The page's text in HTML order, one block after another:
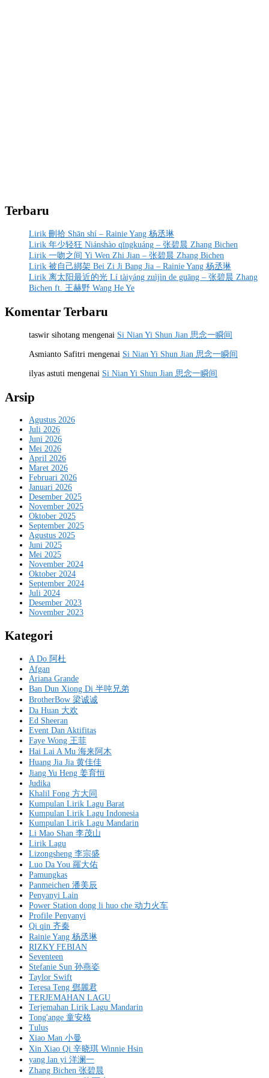
Terbaru
Lirik 刪拾 Shān shí – Rainie Yang 杨丞琳
Lirik 年少轻狂 Niánshào qīngkuáng – 张碧晨 Zhang Bichen
Lirik 一吻之间 Yi Wen Zhi Jian – 张碧晨 Zhang Bichen
Lirik 被自己綁架 Bei Zi Ji Bang Jia – Rainie Yang 杨丞琳
Lirik 离太阳最近的光 Lí tàiyáng zuìjìn de guāng – 张碧晨 Zhang
Bichen ft. 王赫野 Wang He Ye
Komentar Terbaru
taswir sihotang mengenai Si Nian Yi Shun Jian 思念一瞬间
Asmianto Safitri mengenai Si Nian Yi Shun Jian 思念一瞬间
ilyas astuti mengenai Si Nian Yi Shun Jian 思念一瞬间
Arsip
Agustus 2026
Juli 2026
Juni 2026
Mei 2026
April 2026
Maret 2026
Februari 2026
Januari 2026
Desember 2025
November 2025
Oktober 2025
September 2025
Agustus 2025
Juni 2025
Mei 2025
November 2024
Oktober 2024
September 2024
Juli 2024
Desember 2023
November 2023
Kategori
A Do 阿杜
Afgan
Ariana Grande
Ban Dun Xiong Di 半吨兄弟
BrotherBow 梁诚诚
Da Huan 大欢
Ed Sheeran
Event Dan Aktifitas
Faye Wong 王菲
Hai Lai A Mu 海来阿木
Huang Jia Jia 黄佳佳
Jiang Yu Heng 姜育恒
Judika
Khalil Fong 方大同
Kumpulan Lirik Lagu Barat
Kumpulan Lirik Lagu Indonesia
Kumpulan Lirik Lagu Mandarin
Li Mao Shan 李茂山
Lirik Lagu
Lizongsheng 李宗盛
Luo Da You 羅大佑
Pamungkas
Panmeichen 潘美辰
Penyanyi Lain
Power Station dong li huo che 动力火车
Profile Penyanyi
Qi qin 齐秦
Rainie Yang 杨丞琳
RIZKY FEBIAN
Seventeen
Stefanie Sun 孙燕姿
Taylor Swift
Teresa Teng 鄧麗君
TERJEMAHAN LAGU
Terjemahan Lirik Lagu Mandarin
Tong'ange 童安格
Tulus
Xiao Man 小曼
Xin Xiao Qi 辛晓琪 Winnie Hsin
yang lan yi 洋澜一
Zhang Bichen 张碧晨